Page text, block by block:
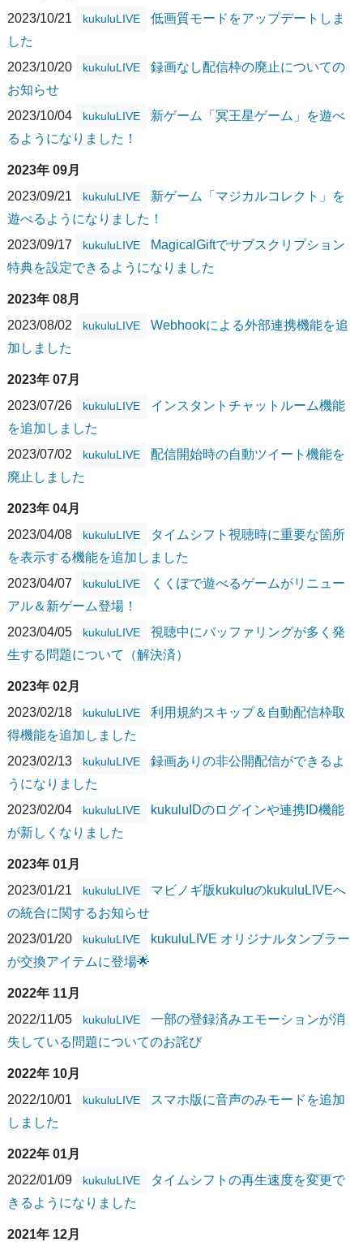
2023/10/21
kukuluLIVE
低画質モードをアップデートしま
した
2023/10/20
kukuluLIVE
録画なし配信枠の廃止についての
お知らせ
2023/10/04
kukuluLIVE
新ゲーム「冥王星ゲーム」を遊べ
るようになりました！
2023年 09月
2023/09/21
kukuluLIVE
新ゲーム「マジカルコレクト」を
遊べるようになりました！
2023/09/17
kukuluLIVE
MagicalGiftでサブスクリプション
特典を設定できるようになりました
2023年 08月
2023/08/02
kukuluLIVE
Webhookによる外部連携機能を追
加しました
2023年 07月
2023/07/26
kukuluLIVE
インスタントチャットルーム機能
を追加しました
2023/07/02
kukuluLIVE
配信開始時の自動ツイート機能を
廃止しました
2023年 04月
2023/04/08
kukuluLIVE
タイムシフト視聴時に重要な箇所
を表示する機能を追加しました
2023/04/07
kukuluLIVE
くくぽで遊べるゲームがリニュー
アル＆新ゲーム登場！
2023/04/05
kukuluLIVE
視聴中にバッファリングが多く発
生する問題について（解決済）
2023年 02月
2023/02/18
kukuluLIVE
利用規約スキップ＆自動配信枠取
得機能を追加しました
2023/02/13
kukuluLIVE
録画ありの非公開配信ができるよ
うになりました
2023/02/04
kukuluLIVE
kukuluIDのログインや連携ID機能
が新しくなりました
2023年 01月
2023/01/21
kukuluLIVE
マビノギ版kukuluのkukuluLIVEへ
の統合に関するお知らせ
2023/01/20
kukuluLIVE
kukuluLIVE オリジナルタンブラー
が交換アイテムに登場🌟
2022年 11月
2022/11/05
kukuluLIVE
一部の登録済みエモーションが消
失している問題についてのお詫び
2022年 10月
2022/10/01
kukuluLIVE
スマホ版に音声のみモードを追加
しました
2022年 01月
2022/01/09
kukuluLIVE
タイムシフトの再生速度を変更で
きるようになりました
2021年 12月